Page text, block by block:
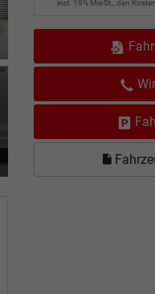
incl. 19% MwSt., den